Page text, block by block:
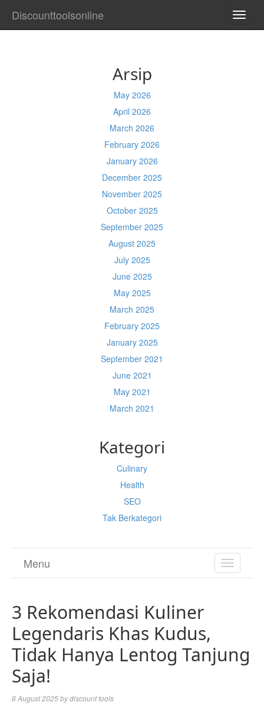
Discounttoolsonline
Arsip
May 2026
April 2026
March 2026
February 2026
January 2026
December 2025
November 2025
October 2025
September 2025
August 2025
July 2025
June 2025
May 2025
March 2025
February 2025
January 2025
September 2021
June 2021
May 2021
March 2021
Kategori
Culinary
Health
SEO
Tak Berkategori
TOGGLE
Menu
3 Rekomendasi Kuliner
Legendaris Khas Kudus,
Tidak Hanya Lentog Tanjung
Saja!
6 August 2025bydiscount tools